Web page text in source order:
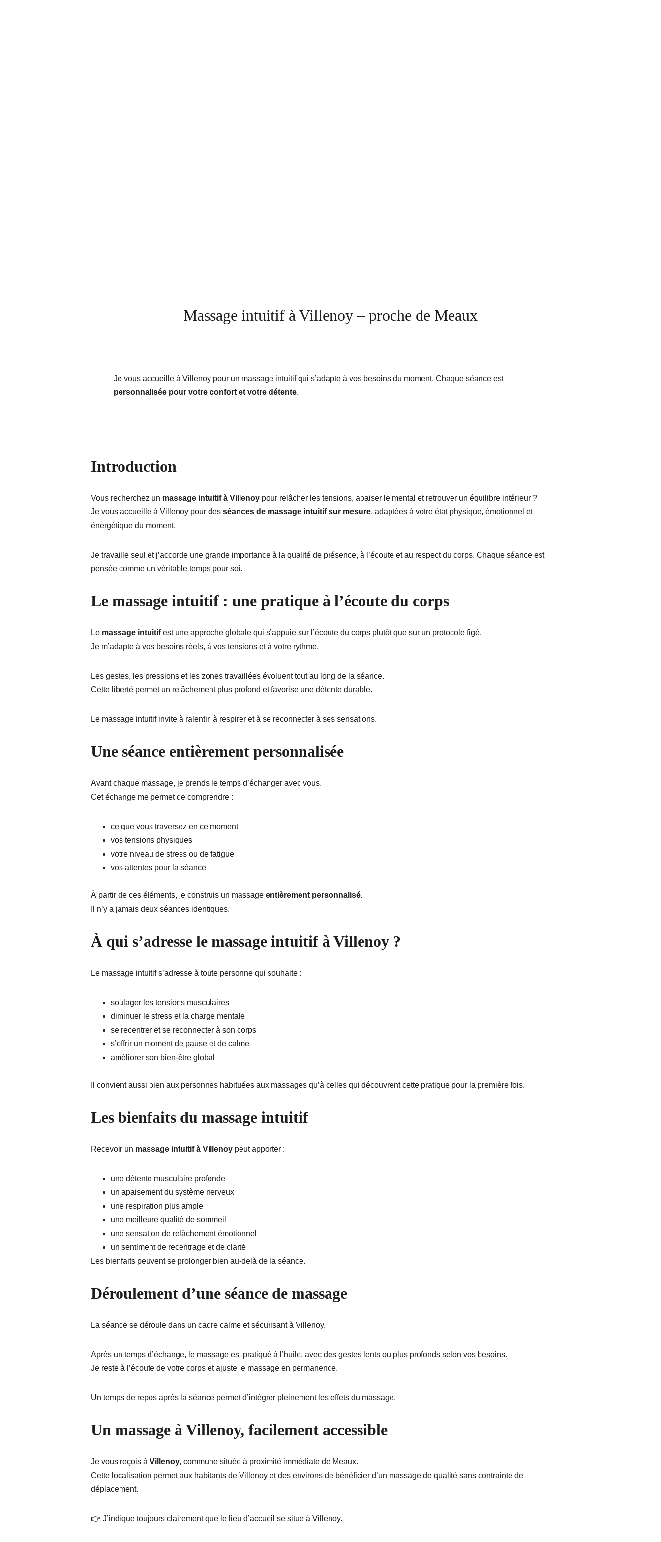
Massage intuitif à Villenoy – proche de Meaux
Je vous accueille à Villenoy pour un massage intuitif qui s’adapte à vos besoins du moment. Chaque séance est
personnalisée pour votre confort et votre détente.
Introduction
Vous recherchez un massage intuitif à Villenoy pour relâcher les tensions, apaiser le mental et retrouver un équilibre intérieur ?
Je vous accueille à Villenoy pour des séances de massage intuitif sur mesure, adaptées à votre état physique, émotionnel et
énergétique du moment.
Je travaille seul et j’accorde une grande importance à la qualité de présence, à l’écoute et au respect du corps. Chaque séance est
pensée comme un véritable temps pour soi.
Le massage intuitif : une pratique à l’écoute du corps
Le massage intuitif est une approche globale qui s’appuie sur l’écoute du corps plutôt que sur un protocole figé.
Je m’adapte à vos besoins réels, à vos tensions et à votre rythme.
Les gestes, les pressions et les zones travaillées évoluent tout au long de la séance.
Cette liberté permet un relâchement plus profond et favorise une détente durable.
Le massage intuitif invite à ralentir, à respirer et à se reconnecter à ses sensations.
Une séance entièrement personnalisée
Avant chaque massage, je prends le temps d’échanger avec vous.
Cet échange me permet de comprendre :
ce que vous traversez en ce moment
vos tensions physiques
votre niveau de stress ou de fatigue
vos attentes pour la séance
À partir de ces éléments, je construis un massage entièrement personnalisé.
Il n’y a jamais deux séances identiques.
À qui s’adresse le massage intuitif à Villenoy ?
Le massage intuitif s’adresse à toute personne qui souhaite :
soulager les tensions musculaires
diminuer le stress et la charge mentale
se recentrer et se reconnecter à son corps
s’offrir un moment de pause et de calme
améliorer son bien-être global
Il convient aussi bien aux personnes habituées aux massages qu’à celles qui découvrent cette pratique pour la première fois.
Les bienfaits du massage intuitif
Recevoir un massage intuitif à Villenoy peut apporter :
une détente musculaire profonde
un apaisement du système nerveux
une respiration plus ample
une meilleure qualité de sommeil
une sensation de relâchement émotionnel
un sentiment de recentrage et de clarté
Les bienfaits peuvent se prolonger bien au-delà de la séance.
Déroulement d’une séance de massage
La séance se déroule dans un cadre calme et sécurisant à Villenoy.
Après un temps d’échange, le massage est pratiqué à l’huile, avec des gestes lents ou plus profonds selon vos besoins.
Je reste à l’écoute de votre corps et ajuste le massage en permanence.
Un temps de repos après la séance permet d’intégrer pleinement les effets du massage.
Un massage à Villenoy, facilement accessible
Je vous reçois à Villenoy, commune située à proximité immédiate de Meaux.
Cette localisation permet aux habitants de Villenoy et des environs de bénéficier d’un massage de qualité sans contrainte de
déplacement.
👉 J’indique toujours clairement que le lieu d’accueil se situe à Villenoy.